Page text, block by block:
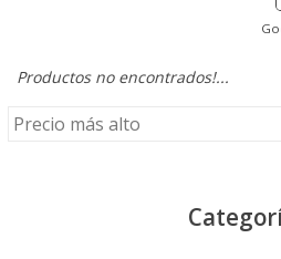
Productos no encontrados!...